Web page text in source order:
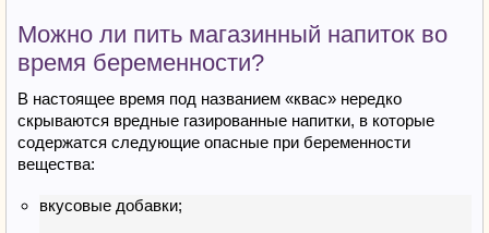
Можно ли пить магазинный напиток во
время беременности?
В настоящее время под названием «квас» нередко
скрываются вредные газированные напитки, в которые
содержатся следующие опасные при беременности
вещества:
вкусовые добавки;